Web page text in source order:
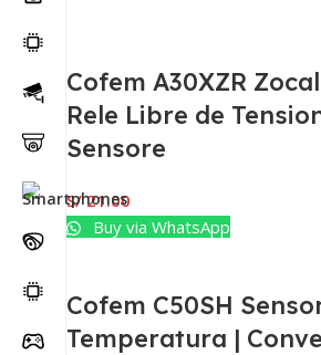
Cofem A30XZR
Rele Libre de
Sensore
S/21.00
Buy via WhatsApp
Cofem C50SH
Temperatura |